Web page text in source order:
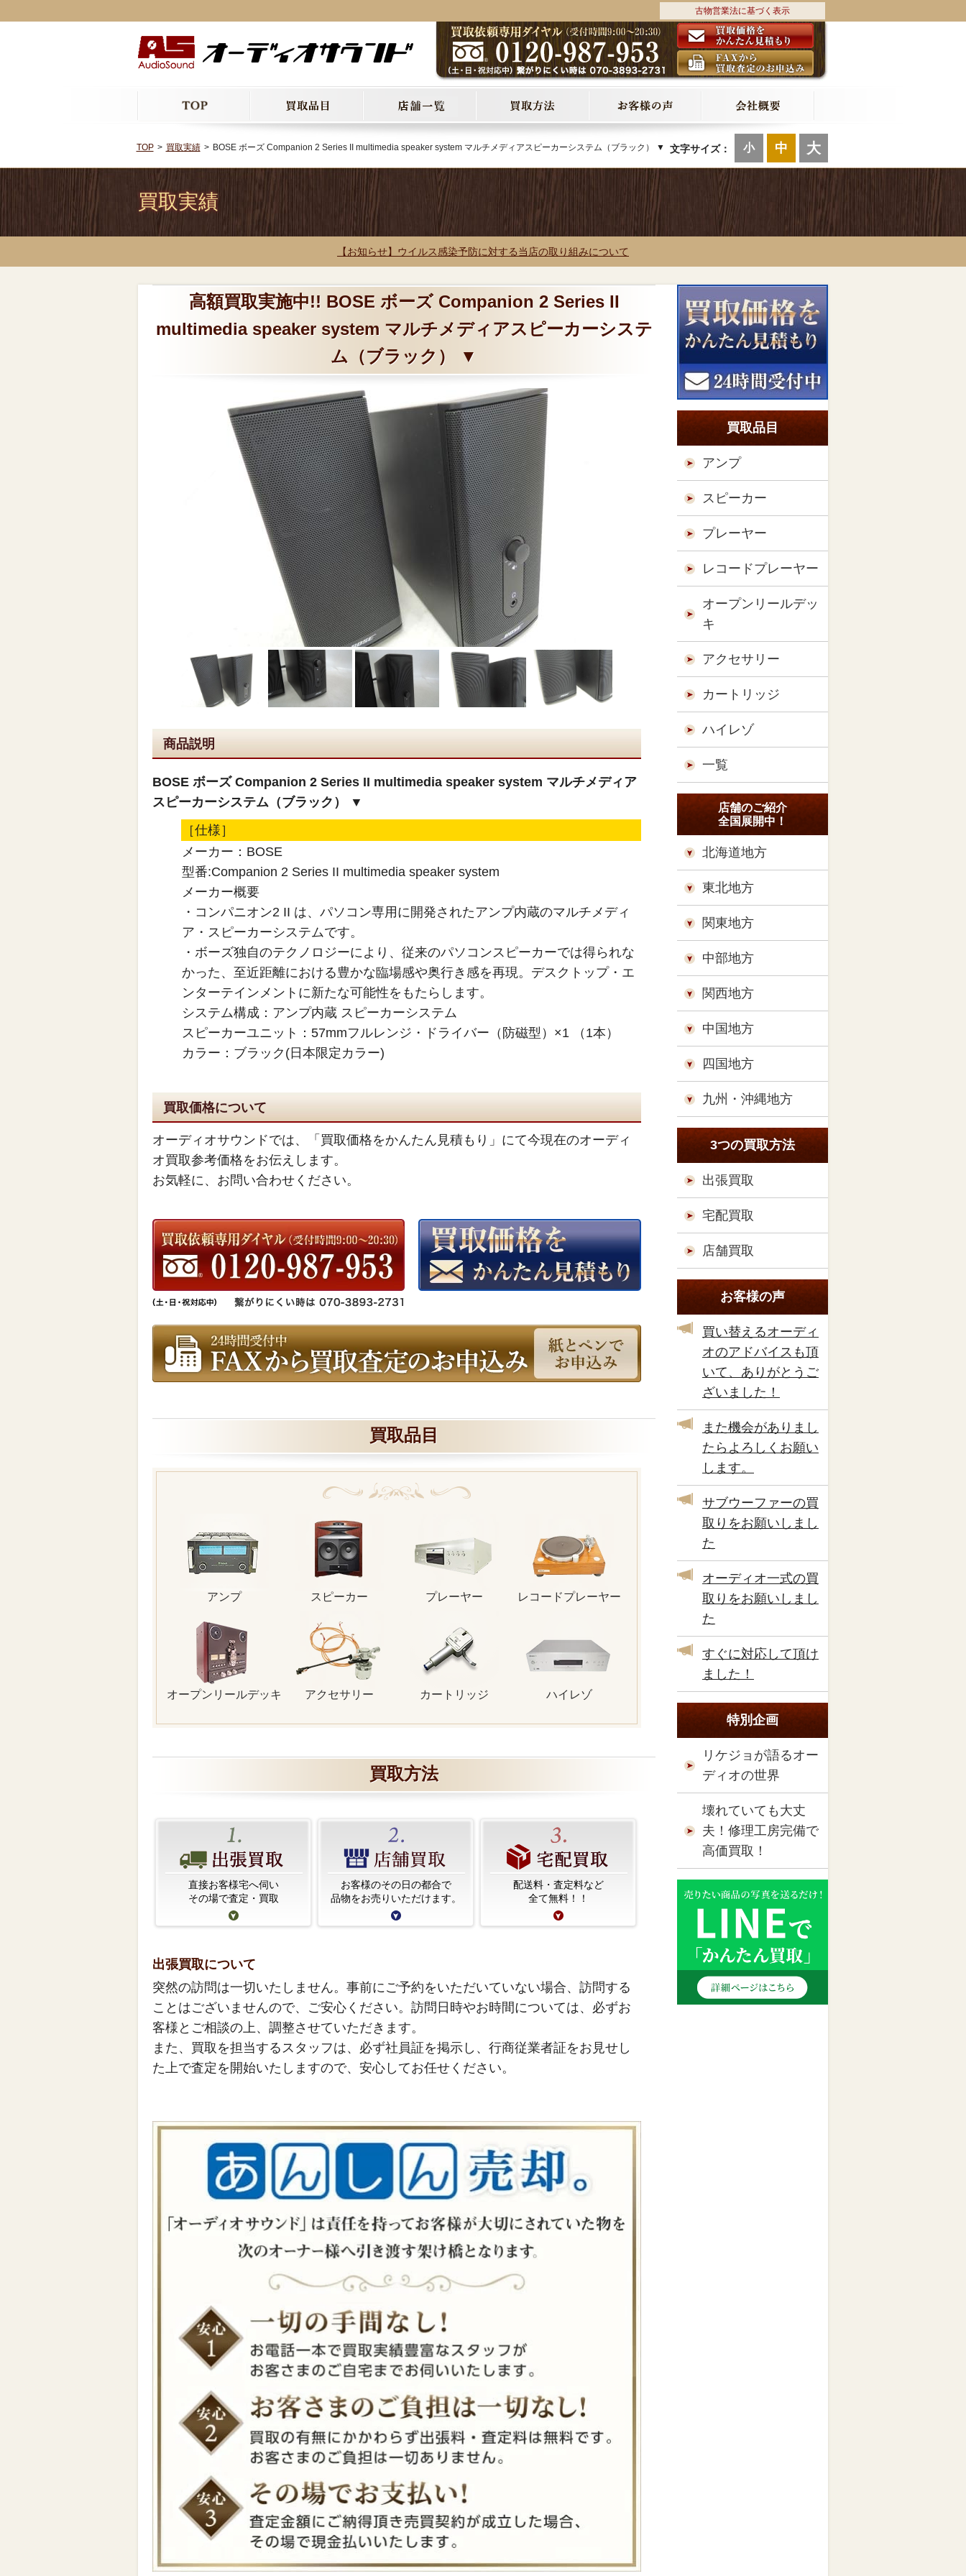
古物営業法に基づく表示
文字サイズ： 小 中 大
TOP 買取実績 BOSE ボーズ Companion 2 Series II multimedia speaker system マルチメディアスピーカーシステム（ブラック） ▼
買取実績
【お知らせ】ウイルス感染予防に対する当店の取り組みについて
高額買取実施中!! BOSE ボーズ Companion 2 Series II
multimedia speaker system マルチメディアスピーカーシステ
ム（ブラック） ▼
商品説明
BOSE ボーズ Companion 2 Series II multimedia speaker system マルチメディア
スピーカーシステム（ブラック） ▼
［仕様］
メーカー：BOSE
型番:Companion 2 Series II multimedia speaker system
メーカー概要
・コンパニオン2 II は、パソコン専用に開発されたアンプ内蔵のマルチメディ
ア・スピーカーシステムです。
・ボーズ独自のテクノロジーにより、従来のパソコンスピーカーでは得られな
かった、至近距離における豊かな臨場感や奥行き感を再現。デスクトップ・エ
ンターテインメントに新たな可能性をもたらします。
システム構成：アンプ内蔵 スピーカーシステム
スピーカーユニット：57mmフルレンジ・ドライバー（防磁型）×1 （1本）
カラー：ブラック(日本限定カラー)
買取価格について
オーディオサウンドでは、「買取価格をかんたん見積もり」にて今現在のオーディ
オ買取参考価格をお伝えします。
お気軽に、お問い合わせください。
買取品目
アンプ スピーカー プレーヤー レコードプレーヤー
オープンリールデッキ アクセサリー カートリッジ ハイレゾ
買取方法
直接お客様宅へ伺い
その場で査定・買取
お客様のその日の都合で
品物をお売りいただけます。
配送料・査定料など
全て無料！！
出張買取について
突然の訪問は一切いたしません。事前にご予約をいただいていない場合、訪問する
ことはございませんので、ご安心ください。訪問日時やお時間については、必ずお
客様とご相談の上、調整させていただきます。
また、買取を担当するスタッフは、必ず社員証を掲示し、行商従業者証をお見せし
た上で査定を開始いたしますので、安心してお任せください。
買取品目
アンプ
スピーカー
プレーヤー
レコードプレーヤー
オープンリールデッ
キ
アクセサリー
カートリッジ
ハイレゾ
一覧
店舗のご紹介
全国展開中！
北海道地方
東北地方
関東地方
中部地方
関西地方
中国地方
四国地方
九州・沖縄地方
3つの買取方法
出張買取
宅配買取
店舗買取
お客様の声
買い替えるオーディ
オのアドバイスも頂
いて、ありがとうご
ざいました！
また機会がありまし
たらよろしくお願い
します。
サブウーファーの買
取りをお願いしまし
た
オーディオ一式の買
取りをお願いしまし
た
すぐに対応して頂け
ました！
特別企画
リケジョが語るオー
ディオの世界
壊れていても大丈
夫！修理工房完備で
高価買取！